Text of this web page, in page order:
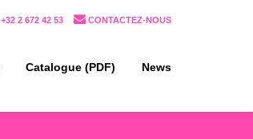
+32 2 672 42 53 CONTACTEZ-NOUS
Catalogue (PDF) News